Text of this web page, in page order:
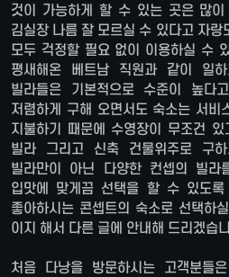
것이 가능하게 할 수 있는 곳은 많
김실장 나름 잘 모르실 수 있다고 자랑
모두 걱정할 필요 없이 이용하실 수
평새해온 베트남 직원과 같이 일
빌라들은 기본적으로 수준이 높다
저렴하게 구해 오면서도 숙소는 서비
지불하기 때문에 수영장이 무조건
빌라 그리고 신축 건물위주로 구
빌라만이 아닌 다양한 컨셉의 빌
입맛에 맞게끔 선택을 할 수 있도
좋아하시는 콘셉트의 숙소로 선택하
이지 해서 다른 글에 안내해 드리겠습
처음 다낭을 방문하시는 고객분들